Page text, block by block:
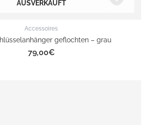
AUSVERKAUFT
Accessoires
geflochten – grau
79,00€